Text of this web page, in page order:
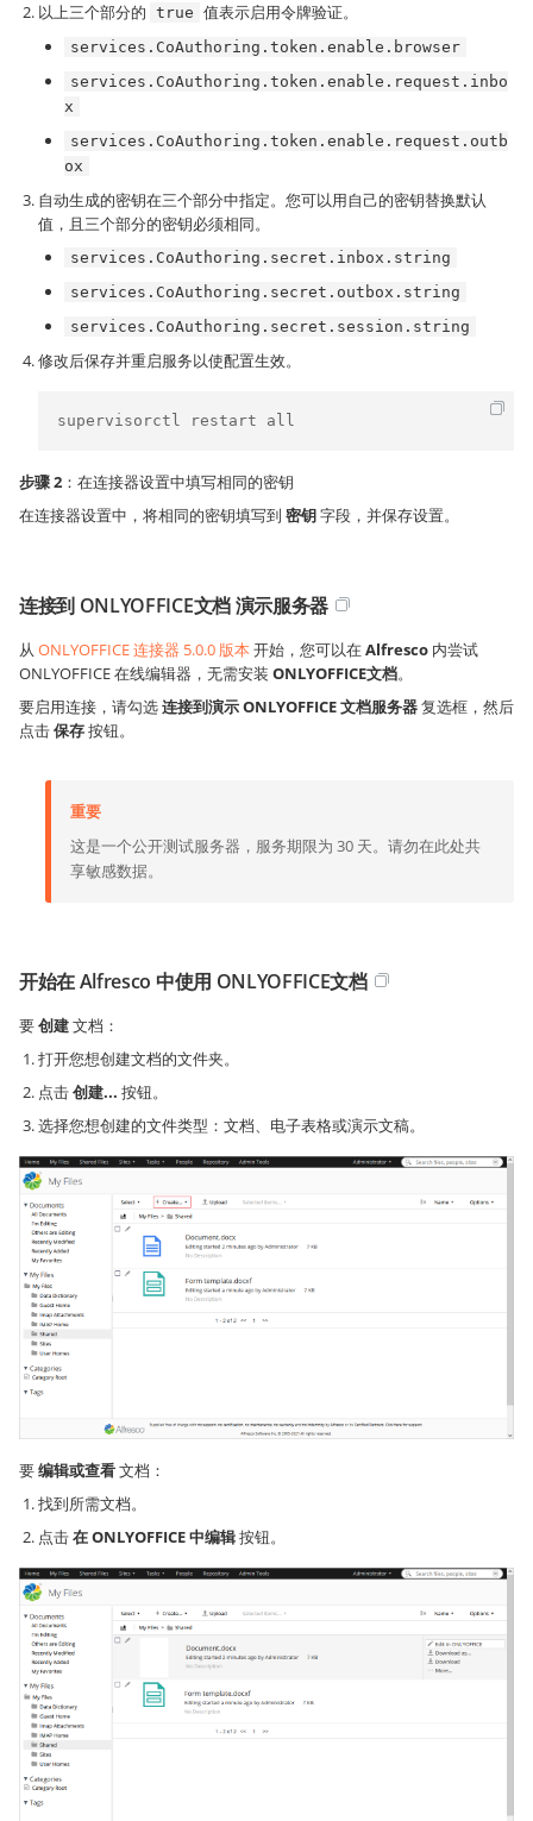
以上三个部分的 true 值表示启用令牌验证。
services.CoAuthoring.token.enable.browser
services.CoAuthoring.token.enable.request.inbo
x
services.CoAuthoring.token.enable.request.outb
ox
自动生成的密钥在三个部分中指定。您可以用自己的密钥替换默认
值，且三个部分的密钥必须相同。
services.CoAuthoring.secret.inbox.string
services.CoAuthoring.secret.outbox.string
services.CoAuthoring.secret.session.string
修改后保存并重启服务以使配置生效。
supervisorctl restart all
步骤 2 ：在连接器设置中填写相同的密钥
在连接器设置中，将相同的密钥填写到 密钥字段，并保存设置。
连接到 ONLYOFFICE文档 演示服务器
从 ONLYOFFICE 连接器 5.0.0 版本开始，您可以在Alfresco 内尝试
ONLYOFFICE 在线编辑器，无需安装 ONLYOFFICE文档。
要启用连接，请勾选连接到演示 ONLYOFFICE 文档服务器复选框，然后
点击保存按钮。
重要
这是一个公开测试服务器，服务期限为 30 天。请勿在此处共
享敏感数据。
开始在 Alfresco 中使用 ONLYOFFICE文档
要创建文档：
打开您想创建文档的文件夹。
点击创建... 按钮。
选择您想创建的文件类型：文档、电子表格或演示文稿。
要编辑或查看文档：
找到所需文档。
点击在 ONLYOFFICE 中编辑按钮。